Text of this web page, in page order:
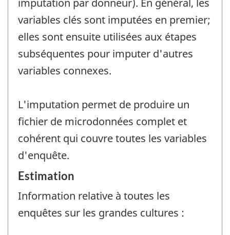
imputation par donneur). En général, les
variables clés sont imputées en premier;
elles sont ensuite utilisées aux étapes
subséquentes pour imputer d'autres
variables connexes.
L'imputation permet de produire un
fichier de microdonnées complet et
cohérent qui couvre toutes les variables
d'enquête.
Estimation
Information relative à toutes les
enquêtes sur les grandes cultures :